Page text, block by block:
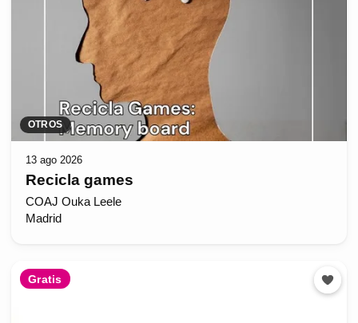
OTROS
13 ago 2026
Recicla games
COAJ Ouka Leele
Madrid
Gratis